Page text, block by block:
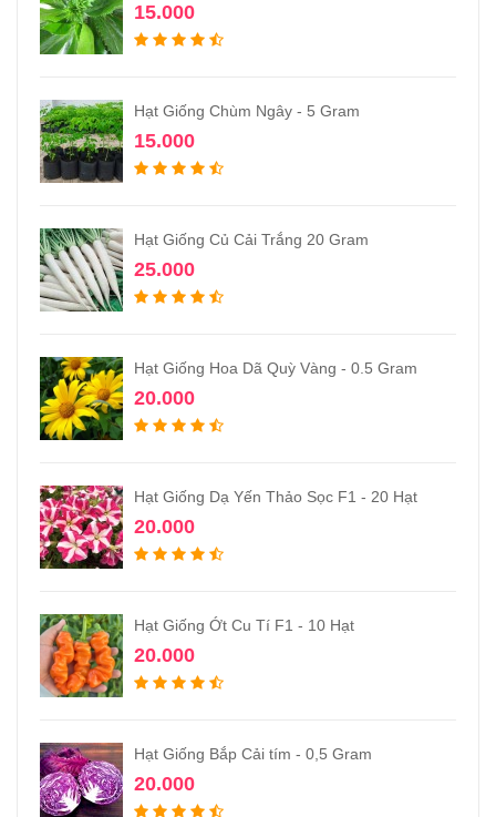
15.000
Hạt Giống Chùm Ngây - 5 Gram
15.000
Hạt Giống Củ Cải Trắng 20 Gram
25.000
Hạt Giống Hoa Dã Quỳ Vàng - 0.5 Gram
20.000
Hạt Giống Dạ Yến Thảo Sọc F1 - 20 Hạt
20.000
Hạt Giống Ớt Cu Tí F1 - 10 Hạt
20.000
Hạt Giống Bắp Cải tím - 0,5 Gram
20.000